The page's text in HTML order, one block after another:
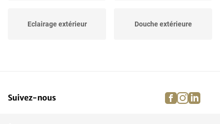
Eclairage extérieur Douche extérieure
Chauffage de terrasse
Maisons de jardin et
huttes
Suivez-nous facebook